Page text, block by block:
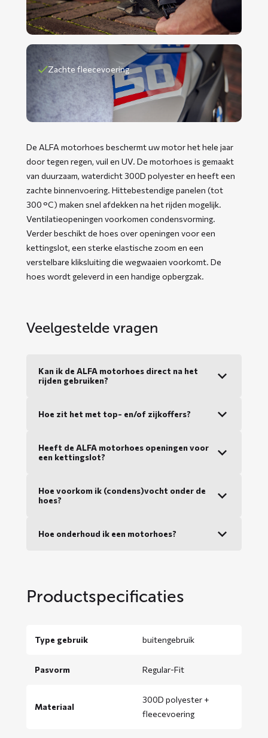
Zachte fleecevoering
De ALFA motorhoes beschermt uw motor het hele jaar
door tegen regen, vuil en UV. De motorhoes is gemaakt
van duurzaam, waterdicht 300D polyester en heeft een
zachte binnenvoering. Hittebestendige panelen (tot
300 °C) maken snel afdekken na het rijden mogelijk.
Ventilatieopeningen voorkomen condensvorming.
Verder beschikt de hoes over openingen voor een
kettingslot, een sterke elastische zoom en een
verstelbare kliksluiting die wegwaaien voorkomt. De
hoes wordt geleverd in een handige opbergzak.
Veelgestelde vragen
Kan ik de ALFA motorhoes direct na het
rijden gebruiken?
Hoe zit het met top- en/of zijkoffers?
Heeft de ALFA motorhoes openingen voor
een kettingslot?
Hoe voorkom ik (condens)vocht onder de
hoes?
Hoe onderhoud ik een motorhoes?
Productspecificaties
Type gebruik buitengebruik
Pasvorm Regular-Fit
Materiaal
300D polyester +
fleecevoering